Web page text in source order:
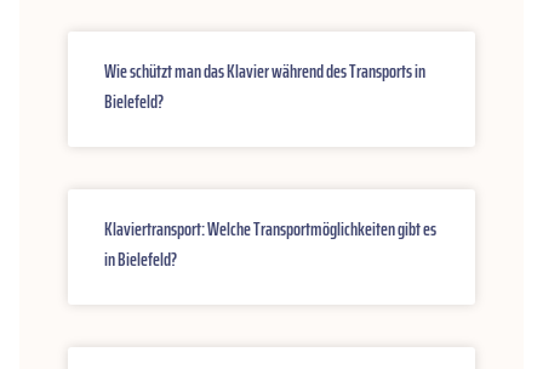
Wie schützt man das Klavier während des Transports in
Bielefeld?
Klaviertransport: Welche Transportmöglichkeiten gibt es
in Bielefeld?